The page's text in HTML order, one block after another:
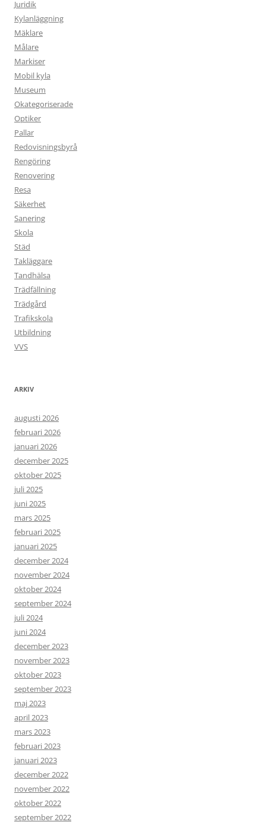
Juridik
Kylanläggning
Mäklare
Målare
Markiser
Mobil kyla
Museum
Okategoriserade
Optiker
Pallar
Redovisningsbyrå
Rengöring
Renovering
Resa
Säkerhet
Sanering
Skola
Städ
Takläggare
Tandhälsa
Trädfällning
Trädgård
Trafikskola
Utbildning
VVS
ARKIV
augusti 2026
februari 2026
januari 2026
december 2025
oktober 2025
juli 2025
juni 2025
mars 2025
februari 2025
januari 2025
december 2024
november 2024
oktober 2024
september 2024
juli 2024
juni 2024
december 2023
november 2023
oktober 2023
september 2023
maj 2023
april 2023
mars 2023
februari 2023
januari 2023
december 2022
november 2022
oktober 2022
september 2022